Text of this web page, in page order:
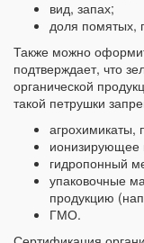
вид, запах;
доля помятых,
Также можно
подтверждает, что
органической
такой петрушки
агрохимикаты,
ионизирующее
гидропонный
упаковочные
продукцию
ГМО.